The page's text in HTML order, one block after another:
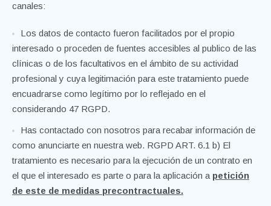
canales:
Los datos de contacto fueron facilitados por el propio
interesado o proceden de fuentes accesibles al publico de las
clínicas o de los facultativos en el ámbito de su actividad
profesional y cuya legitimación para este tratamiento puede
encuadrarse como legítimo por lo reflejado en el
considerando 47 RGPD.
Has contactado con nosotros para recabar información de
como anunciarte en nuestra web. RGPD ART. 6.1 b) El
tratamiento es necesario para la ejecución de un contrato en
el que el interesado es parte o para la aplicación a petición
de este de medidas precontractuales.